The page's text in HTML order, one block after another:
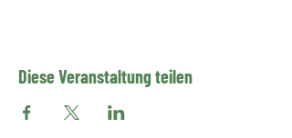
Diese Veranstaltung teilen